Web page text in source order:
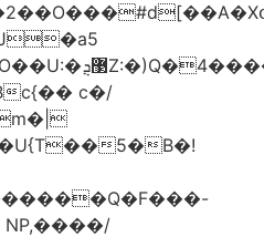
c{�� c�/
5�B�!